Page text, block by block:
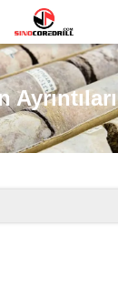
Ayrıntıları